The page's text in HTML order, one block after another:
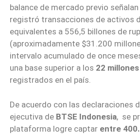
balance de mercado previo
registró transacciones de activos
equivalentes a 556,5 billones de
(aproximadamente $31.200
intervalo acumulado de once
una base superior a los 22
registrados en el país.
De acuerdo con las declaraciones
ejecutiva de BTSE Indonesia, se
plataforma logre captar entre